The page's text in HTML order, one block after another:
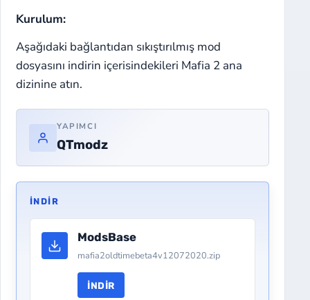
Kurulum:
Aşağıdaki bağlantıdan sıkıştırılmış mod
dosyasını indirin içerisindekileri Mafia 2 ana
dizinine atın.
YAPIMCI
QTmodz
İNDIR
ModsBase
mafia2oldtimebeta4v12072020.zip
İNDIR